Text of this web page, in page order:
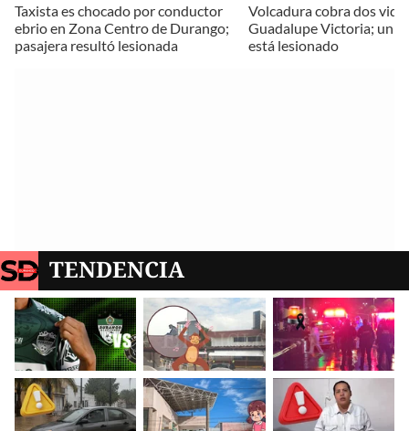
Taxista es chocado por conductor
ebrio en Zona Centro de Durango;
pasajera resultó lesionada
Volcadura cobra dos
Guadalupe Victoria; un
está lesionado
TENDENCIA